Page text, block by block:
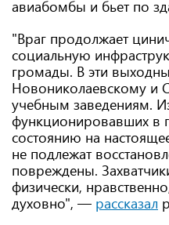
авиабомбы и бьет по
"Враг продолжает
социальную
громады. В эти
Новониколаевскому и
учебным заведениям.
функционировавших в
состоянию на
не подлежат
повреждены.
физически,
духовно", — рассказал